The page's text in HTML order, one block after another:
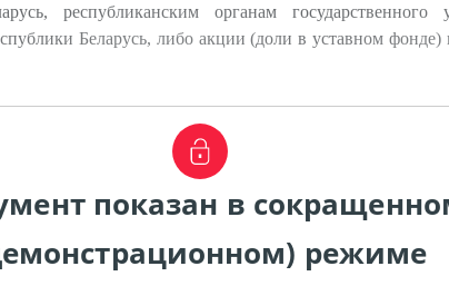
республиканским органам
Беларусь, либо акции (доли в уставном фонде)
показан в
режиме